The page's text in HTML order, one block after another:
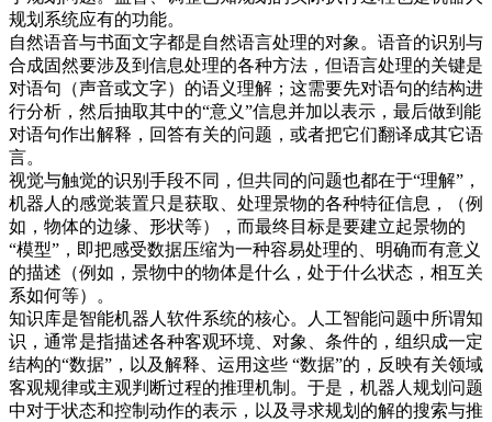
规划系统应有的功能。
自然语音与书面文字都是自然语言处理的对象。语音的识别与
合成固然要涉及到信息处理的各种方法，但语言处理的关键是
对语句（声音或文字）的语义理解；这需要先对语句的结构进
行分析，然后抽取其中的“意义”信息并加以表示，最后做到能
对语句作出解释，回答有关的问题，或者把它们翻译成其它语
言。
视觉与触觉的识别手段不同，但共同的问题也都在于“理解”，
机器人的感觉装置只是获取、处理景物的各种特征信息，（例
如，物体的边缘、形状等），而最终目标是要建立起景物的
“模型”，即把感受数据压缩为一种容易处理的、明确而有意义
的描述（例如，景物中的物体是什么，处于什么状态，相互关
系如何等）。
知识库是智能机器人软件系统的核心。人工智能问题中所谓知
识，通常是指描述各种客观环境、对象、条件的，组织成一定
结构的“数据”，以及解释、运用这些 “数据”的，反映有关领域
客观规律或主观判断过程的推理机制。于是，机器人规划问题
中对于状态和控制动作的表示，以及寻求规划的解的搜索与推